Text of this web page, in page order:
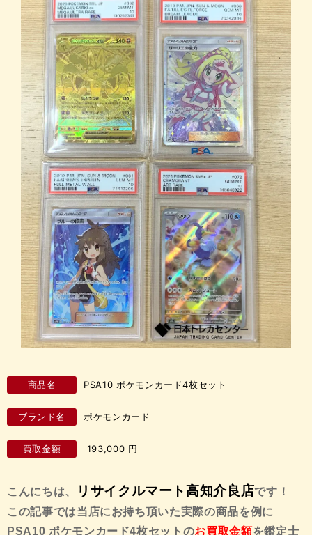
商品名 PSA10 ポケモンカード4枚セット
ブランド名 ポケモンカード
買取金額 193,000 円
こんにちは、 リサイクルマート高知介良店です！
この記事では当店にお持ち頂いた実際の商品を例に
PSA10 ポケモンカード4枚セット のお買取金額を鑑定士